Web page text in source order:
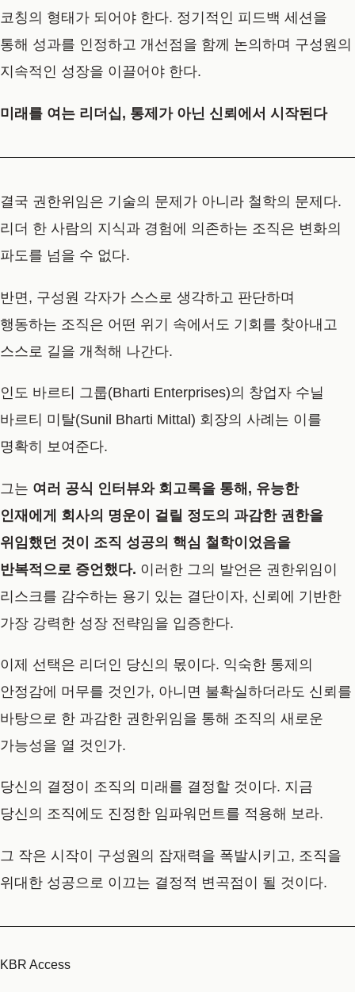
코칭의 형태 가 되어야 한다. 정기적인 피드백 세션을
통해 성과를 인정하고 개선점을 함께 논의하며 구성원의
지속적인 성장을 이끌어야 한다.
미래를 여는 리더십, 통제가 아닌 신뢰에서 시작된다
결국 권한위임은 기술의 문제가 아니라 철학의 문제다.
리더 한 사람의 지식과 경험에 의존하는 조직은 변화의
파도를 넘을 수 없다.
반면, 구성원 각자가 스스로 생각하고 판단하며
행동하는 조직은 어떤 위기 속에서도 기회를 찾아내고
스스로 길을 개척해 나간다.
인도 바르티 그룹(Bharti Enterprises)의 창업자 수닐
바르티 미탈(Sunil Bharti Mittal) 회장의 사례는 이를
명확히 보여준다.
그는 여러 공식 인터뷰와 회고록을 통해, 유능한
인재에게 회사의 명운이 걸릴 정도의 과감한 권한을
위임했던 것이 조직 성공의 핵심 철학이었음을
반복적으로 증언했다. 이러한 그의 발언은 권한위임이
리스크를 감수하는 용기 있는 결단이자, 신뢰에 기반한
가장 강력한 성장 전략임을 입증한다.
이제 선택은 리더인 당신의 몫이다. 익숙한 통제의
안정감에 머무를 것인가, 아니면 불확실하더라도 신뢰를
바탕으로 한 과감한 권한위임을 통해 조직의 새로운
가능성을 열 것인가.
당신의 결정이 조직의 미래를 결정할 것이다. 지금
당신의 조직에도 진정한 임파워먼트를 적용해 보라.
그 작은 시작이 구성원의 잠재력을 폭발시키고, 조직을
위대한 성공으로 이끄는 결정적 변곡점이 될 것이다.
KBR Access